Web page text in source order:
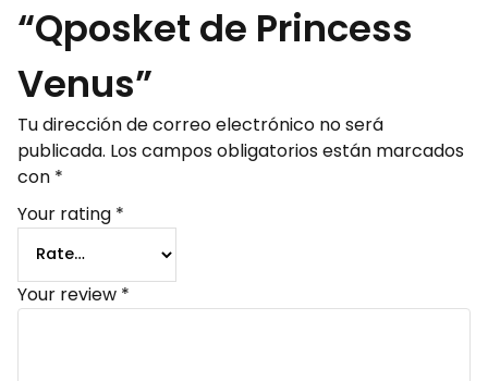
“Qposket de Princess
Venus”
Tu dirección de correo electrónico no será
publicada. Los campos obligatorios están marcados
con *
Your rating *
Your review *